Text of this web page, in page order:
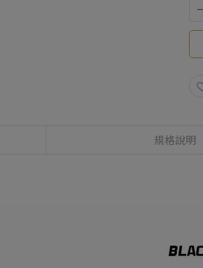
規格說明